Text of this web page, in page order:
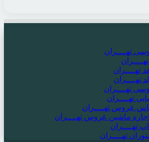
تهــــران
تهــــران
تهــــران
تهــــران
تهــــران
عروس تهــــران
ماشین عروس تهــــران
تهــــران
تهــــران